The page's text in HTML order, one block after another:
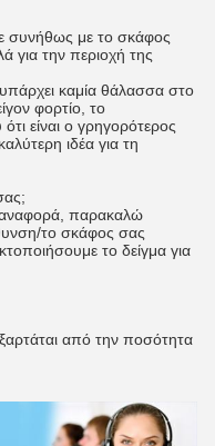
συνήθως με το σκάφος
για την περιοχή της
καμία θάλασσα στο
φορτίο, το
είναι ο γρηγορότερος
ιδέα για τη
αναφορά, παρακαλώ
το σκάφος σας
το δείγμα για
από την ποσότητα